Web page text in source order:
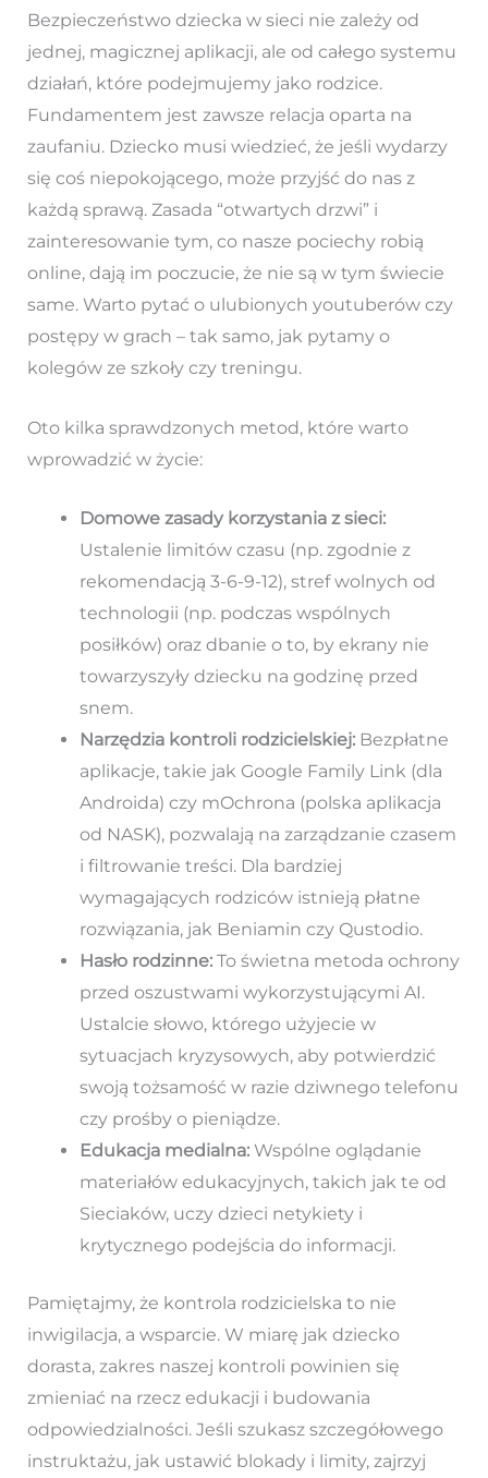
Bezpieczeństwo dziecka w sieci nie zależy od
jednej, magicznej aplikacji, ale od całego systemu
działań, które podejmujemy jako rodzice.
Fundamentem jest zawsze relacja oparta na
zaufaniu. Dziecko musi wiedzieć, że jeśli wydarzy
się coś niepokojącego, może przyjść do nas z
każdą sprawą. Zasada “otwartych drzwi” i
zainteresowanie tym, co nasze pociechy robią
online, dają im poczucie, że nie są w tym świecie
same. Warto pytać o ulubionych youtuberów czy
postępy w grach – tak samo, jak pytamy o
kolegów ze szkoły czy treningu.
Oto kilka sprawdzonych metod, które warto
wprowadzić w życie:
Domowe zasady korzystania z sieci:
Ustalenie limitów czasu (np. zgodnie z
rekomendacją 3-6-9-12), stref wolnych od
technologii (np. podczas wspólnych
posiłków) oraz dbanie o to, by ekrany nie
towarzyszyły dziecku na godzinę przed
snem.
Narzędzia kontroli rodzicielskiej:Bezpłatne
aplikacje, takie jak Google Family Link (dla
Androida) czy mOchrona (polska aplikacja
od NASK), pozwalają na zarządzanie czasem
i filtrowanie treści. Dla bardziej
wymagających rodziców istnieją płatne
rozwiązania, jak Beniamin czy Qustodio.
Hasło rodzinne:To świetna metoda ochrony
przed oszustwami wykorzystującymi AI.
Ustalcie słowo, którego użyjecie w
sytuacjach kryzysowych, aby potwierdzić
swoją tożsamość w razie dziwnego telefonu
czy prośby o pieniądze.
Edukacja medialna:Wspólne oglądanie
materiałów edukacyjnych, takich jak te od
Sieciaków, uczy dzieci netykiety i
krytycznego podejścia do informacji.
Pamiętajmy, że kontrola rodzicielska to nie
inwigilacja, a wsparcie. W miarę jak dziecko
dorasta, zakres naszej kontroli powinien się
zmieniać na rzecz edukacji i budowania
odpowiedzialności. Jeśli szukasz szczegółowego
instruktażu, jak ustawić blokady i limity, zajrzyj